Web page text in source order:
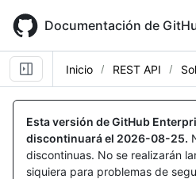
main
content
Documentación de
Inicio REST API
Esta versión de GitHub
discontinuará el 2026-08-25.
discontinuas. No se realizarán
siquiera para problemas de
Nombre,
Tipo,
Descripción
Nombre,
Tipo,
Descripción
Nombre,
Tipo,
Descripción
Nombre,
Tipo,
Descripción
Nombre,
Tipo,
Descripción
Nombre,
Tipo,
Descripción
Nombre,
Tipo,
Descripción
Nombre,
Tipo,
Descripción
Nombre,
Tipo,
Descripción
Nombre,
Tipo,
Descripción
Nombre,
Tipo,
Descripción
Nombre,
Tipo,
Descripción
Nombre,
Tipo,
Descripción
Nombre,
Tipo,
Descripción
Nombre,
Tipo,
Descripción
Nombre,
Tipo,
Descripción
Nombre,
Tipo,
Descripción
Nombre,
Tipo,
Descripción
Nombre,
Tipo,
Descripción
Nombre,
Tipo,
Descripción
Nombre,
Tipo,
Descripción
Nombre,
Tipo,
Descripción
Nombre,
Tipo,
Descripción
Nombre,
Tipo,
Descripción
Nombre,
Tipo,
Descripción